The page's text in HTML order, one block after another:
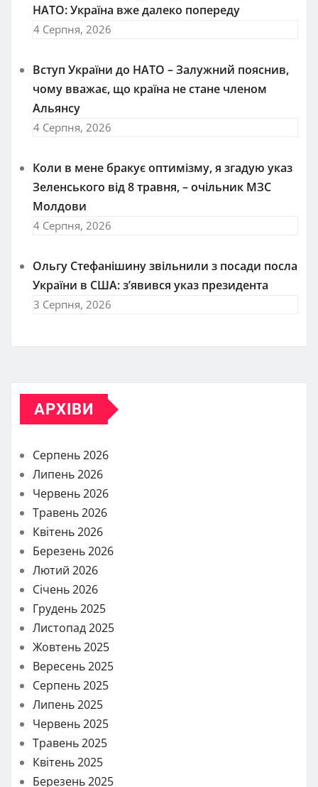
НАТО: Україна вже далеко попереду
4 Серпня, 2026
Вступ України до НАТО – Залужний пояснив,
чому вважає, що країна не стане членом
Альянсу
4 Серпня, 2026
Коли в мене бракує оптимізму, я згадую указ
Зеленського від 8 травня, – очільник МЗС
Молдови
4 Серпня, 2026
Ольгу Стефанішину звільнили з посади посла
України в США: з’явився указ президента
3 Серпня, 2026
АРХІВИ
Серпень 2026
Липень 2026
Червень 2026
Травень 2026
Квітень 2026
Березень 2026
Лютий 2026
Січень 2026
Грудень 2025
Листопад 2025
Жовтень 2025
Вересень 2025
Серпень 2025
Липень 2025
Червень 2025
Травень 2025
Квітень 2025
Березень 2025